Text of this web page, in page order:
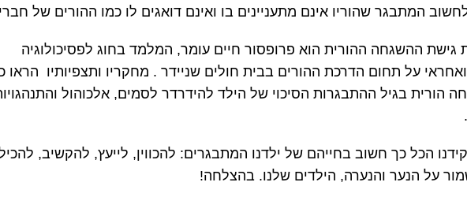
המתבגר שהוריו אינם מתעניינים בו ואינם דואגים לו כמו ההורים של
גישת ההשגחה ההורית הוא פרופסור חיים עומר, המלמד בחוג לפסיכולוגיה
על תחום הדרכת ההורים בבית חולים שניידר . מחקריו ותצפיותיו הראו
הורית בגיל ההתבגרות הסיכוי של הילד להידרדר לסמים, אלכוהול
הכל כך חשוב בחייהם של ילדנו המתבגרים: להכווין, לייעץ, להקשיב,
על הנער והנערה, הילדים שלנו. בהצלחה!